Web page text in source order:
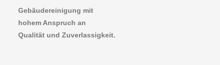
Gebäudereinigung mit
hohem Anspruch an
Qualität und Zuverlassigkeit.